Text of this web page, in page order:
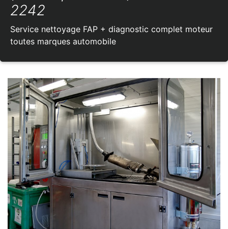
2242
Service nettoyage FAP + diagnostic complet moteur
toutes marques automobile